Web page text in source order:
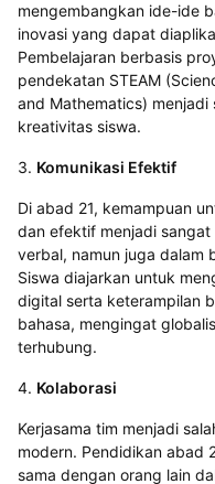
mengembangkan ide-ide
inovasi yang dapat
Pembelajaran berbasis
pendekatan STEAM
and Mathematics)
kreativitas siswa.
3. Komunikasi Efektif
Di abad 21, kemampuan
dan efektif menjadi
verbal, namun juga dalam
Siswa diajarkan untuk
digital serta keterampilan
bahasa, mengingat
terhubung.
4. Kolaborasi
Kerjasama tim menjadi
modern. Pendidikan abad
sama dengan orang lain